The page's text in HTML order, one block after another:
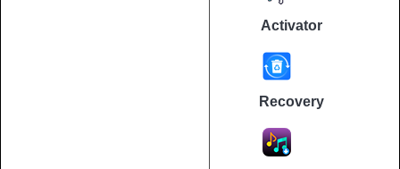
Activator
Recovery